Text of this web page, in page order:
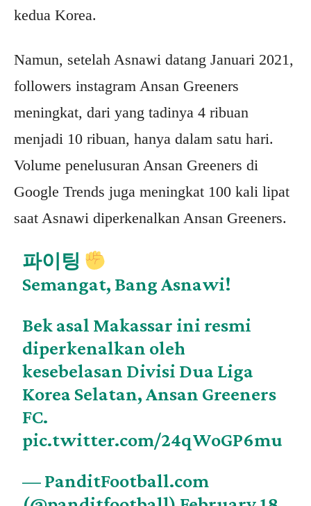
kedua Korea.
Namun, setelah Asnawi datang Januari 2021,
followers instagram Ansan Greeners
meningkat, dari yang tadinya 4 ribuan
menjadi 10 ribuan, hanya dalam satu hari.
Volume penelusuran Ansan Greeners di
Google Trends juga meningkat 100 kali lipat
saat Asnawi diperkenalkan Ansan Greeners.
파이팅
Semangat, Bang Asnawi!
Bek asal Makassar ini resmi
diperkenalkan oleh
kesebelasan Divisi Dua Liga
Korea Selatan, Ansan Greeners
FC.
pic.twitter.com/24qWoGP6mu
— PanditFootball.com